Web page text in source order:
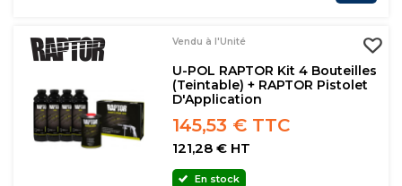
Vendu à l'Unité
U-POL RAPTOR Kit 4 Bouteilles
(teintable) + RAPTOR Pistolet
D'Application
145,53 € TTC
121,28 € HT
En stock